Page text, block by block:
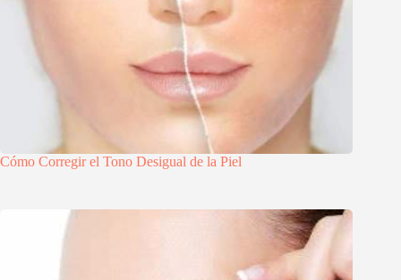
Cómo Corregir el Tono Desigual de la Piel